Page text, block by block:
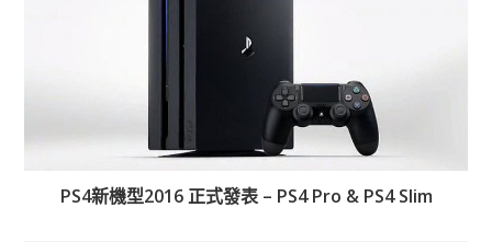
PS4新機型2016 正式發表 – PS4 Pro & PS4 Slim